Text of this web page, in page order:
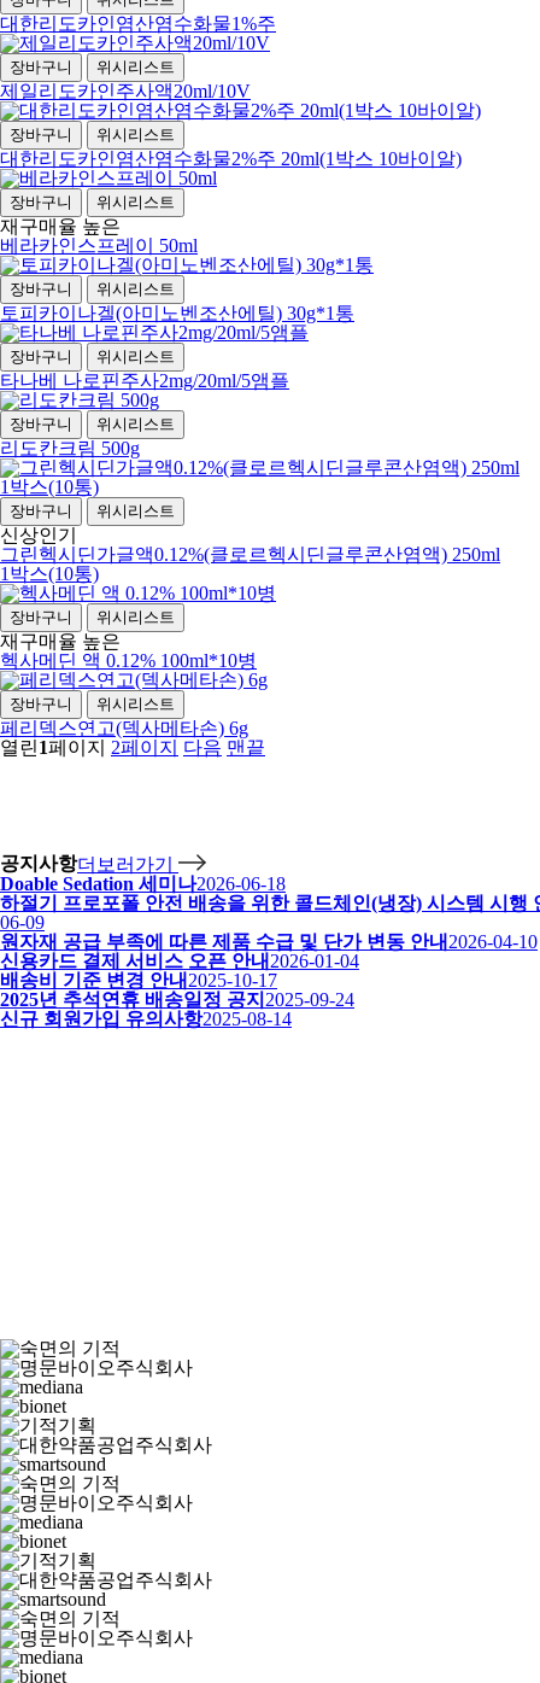
대한리도카인염산염수화물1%주
장바구니 위시리스트
제일리도카인주사액20ml/10V
장바구니 위시리스트
대한리도카인염산염수화물2%주 20ml(1박스 10바이알)
장바구니 위시리스트
재구매율 높은
베라카인스프레이 50ml
장바구니 위시리스트
토피카이나겔(아미노벤조산에틸) 30g*1통
장바구니 위시리스트
타나베 나로핀주사2mg/20ml/5앰플
장바구니 위시리스트
리도칸크림 500g
장바구니 위시리스트
신상인기
그린헥시딘가글액0.12%(클로르헥시딘글루콘산염액) 250ml
1박스(10통)
장바구니 위시리스트
재구매율 높은
헥사메딘 액 0.12% 100ml*10병
장바구니 위시리스트
페리덱스연고(덱사메타손) 6g
열린1페이지 2페이지 다음 맨끝
공지사항더보러가기
Doable Sedation 세미나2026-06-18
하절기 프로포폴 안전 배송을 위한 콜드체인(냉장) 시스템 시행
06-09
원자재 공급 부족에 따른 제품 수급 및 단가 변동 안내 2026-04-10
신용카드 결제 서비스 오픈 안내 2026-01-04
배송비 기준 변경 안내 2025-10-17
2025년 추석연휴 배송일정 공지 2025-09-24
신규 회원가입 유의사항2025-08-14